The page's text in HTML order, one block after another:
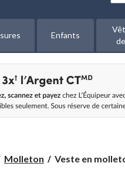
Enfants
Molleton
Veste
Veste en